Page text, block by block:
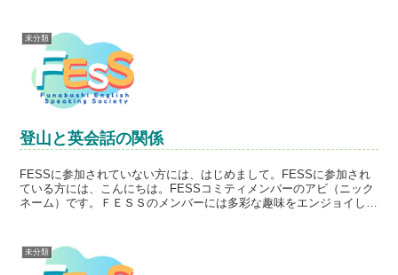
未分類
登山と英会話の関係
FESSに参加されていない方には、はじめまして。FESSに参加され
ている方には、こんにちは。FESSコミティメンバーのアビ（ニック
ネーム）です。ＦＥＳＳのメンバーには多彩な趣味をエンジョイして
未分類